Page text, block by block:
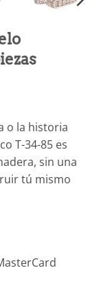
o la historia
T-34-85 es
sin una
tú mismo